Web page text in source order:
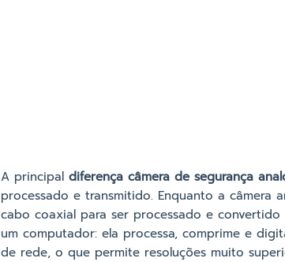
A principal diferença câmera de segurança
processado e transmitido. Enquanto a câmera
cabo coaxial para ser processado e
um computador: ela processa, comprime e
de rede, o que permite resoluções muito